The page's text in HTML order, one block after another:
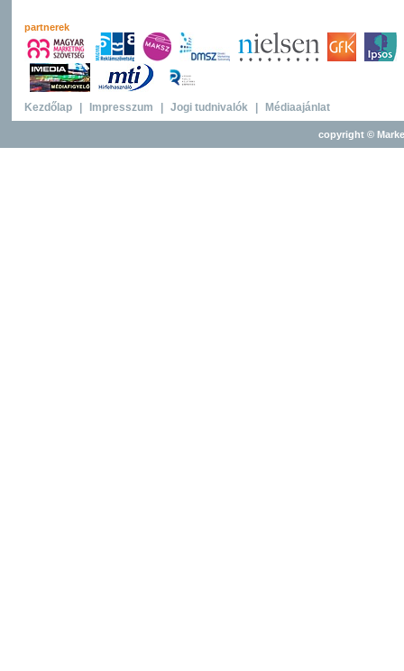
partnerek
Kezdőlap Impresszum Jogi tudnivalók Médiaajánlat
copyright ©